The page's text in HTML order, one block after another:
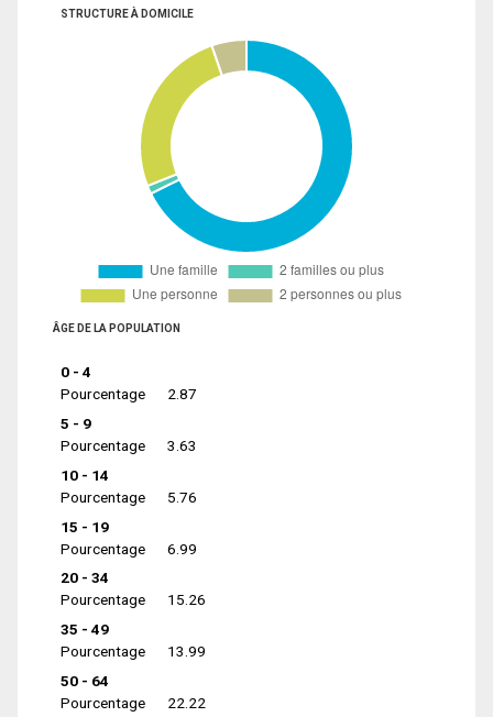
STRUCTURE À DOMICILE
ÂGE DE LA POPULATION
0 - 4
Pourcentage
2.87
5 - 9
Pourcentage
3.63
10 - 14
Pourcentage
5.76
15 - 19
Pourcentage
6.99
20 - 34
Pourcentage
15.26
35 - 49
Pourcentage
13.99
50 - 64
Pourcentage
22.22